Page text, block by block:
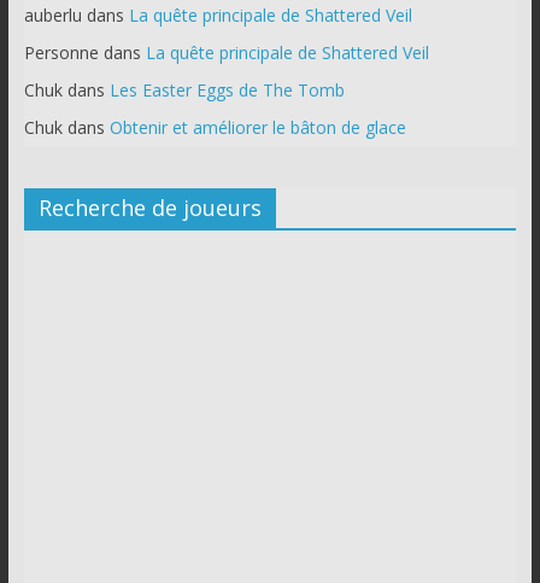
auberlu dans La quête principale de Shattered Veil
Personne dans La quête principale de Shattered Veil
Chukdans Les Easter Eggs de The Tomb
Chukdans Obtenir et améliorer le bâton de glace
Recherche de joueurs